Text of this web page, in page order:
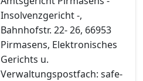
Insolvenzgericht -,
Bahnhofstr. 22- 26, 66953
Pirmasens, Elektronisches
Gerichts u.
Verwaltungspostfach: safe-